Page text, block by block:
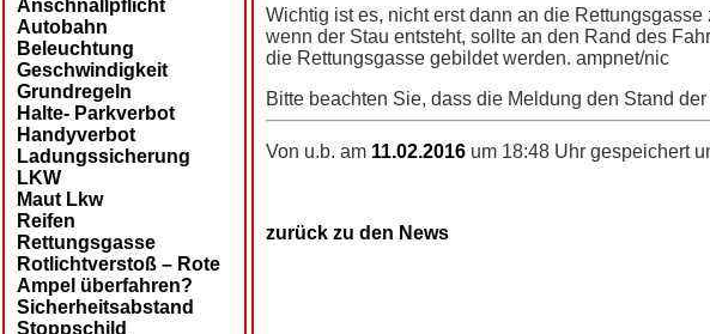
Anschnallpflicht
Autobahn
Beleuchtung
Geschwindigkeit
Grundregeln
Halte- Parkverbot
Handyverbot
Ladungssicherung
LKW
Maut Lkw
Reifen
Rettungsgasse
Rotlichtverstoß – Rote
Ampel überfahren?
Sicherheitsabstand
Stoppschild
Wichtig ist es, nicht erst dann an die
wenn der Stau entsteht, sollte an den Rand des
die Rettungsgasse gebildet werden. ampnet/nic
Bitte beachten Sie, dass die Meldung den Stand
Von u.b. am 11.02.2016 um 18:48 Uhr gespeichert
zurück zu den News